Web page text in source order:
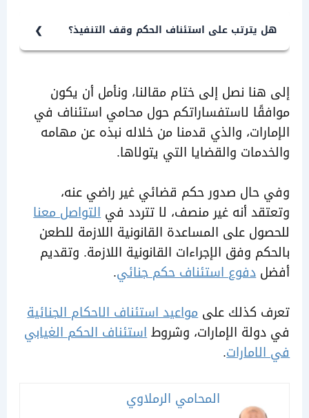
على استئناف الحكم وقف التنفيذ؟
على استئناف الحكم وقف التنفيذ، إلا
قررت محكمة الاستئناف غير ذلك وفق
التي تراها، بينما يعتبر الحكم الصادر
الإعدام مستأنفًا بحكم القانون
تنفيذه.
نصل إلى ختام مقالنا، ونأمل أن يكون
لاستفساراتكم حول محامي استئناف في
والذي قدمنا من خلاله نبذه عن مهامه
والقضايا التي يتولاها.
صدور حكم قضائي غير راضي عنه،
أنه غير منصف، لا تتردد فيالتواصل معنا
على المساعدة القانونية اللازمة للطعن
وفق الإجراءات القانونية اللازمة. وتقديم
دفوع استئناف حكم جنائي.
كذلك علىمواعيد استئناف الاحكام الجنائية
الإمارات، وشروط استئناف الحكم الغيابي
.
المحامي الرملاوي